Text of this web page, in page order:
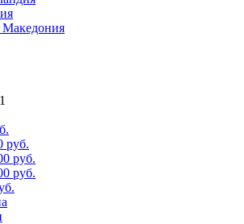
Македония
руб.
руб.
руб.